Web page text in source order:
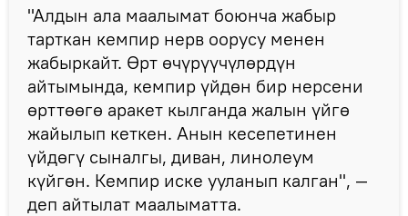
"Алдын ала маалымат боюнча жабыр
тарткан кемпир нерв оорусу менен
жабыркайт. Өрт өчүрүүчүлөрдүн
айтымында, кемпир үйдөн бир нерсени
өрттөөгө аракет кылганда жалын үйгө
жайылып кеткен. Анын кесепетинен
үйдөгү сыналгы, диван, линолеум
күйгөн. Кемпир иске ууланып калган", —
деп айтылат маалыматта.